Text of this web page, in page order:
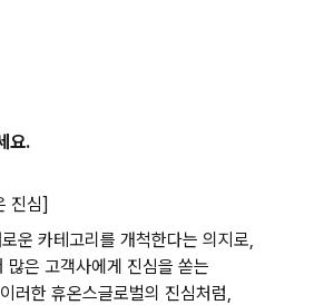
요.
진심]
운 카테고리를 개척한다는 의지로,
많은 고객사에게 진심을 쏟는
러한 휴온스글로벌의 진심처럼,